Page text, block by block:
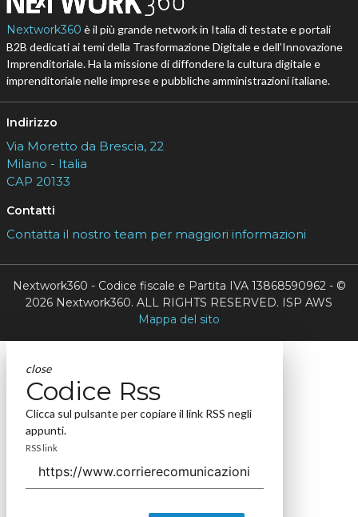
Nextwork360 è il più grande network in Italia di testate e portali
B2B dedicati ai temi della Trasformazione Digitale e dell’Innovazione
Imprenditoriale. Ha la missione di diffondere la cultura digitale e
imprenditoriale nelle imprese e pubbliche amministrazioni italiane.
Indirizzo
Via Moretto da Brescia, 22
Milano - Italia
CAP 20133
Contatti
Contatta il nostro team per maggiori informazioni
Nextwork360 - Codice fiscale e Partita IVA 13868590962 - ©
2026 Nextwork360. ALL RIGHTS RESERVED. ISP AWS
Mappa del sito
close
Codice Rss
Clicca sul pulsante per copiare il link RSS negli
appunti.
RSS link